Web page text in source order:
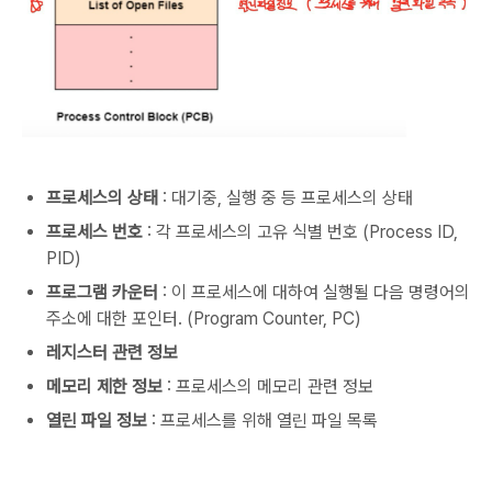
프로세스의 상태 : 대기중, 실행 중 등 프로세스의 상태
프로세스 번호 : 각 프로세스의 고유 식별 번호 (Process ID,
PID)
프로그램 카운터 : 이 프로세스에 대하여 실행될 다음 명령어의
주소에 대한 포인터. (Program Counter, PC)
레지스터 관련 정보
메모리 제한 정보 : 프로세스의 메모리 관련 정보
열린 파일 정보 : 프로세스를 위해 열린 파일 목록